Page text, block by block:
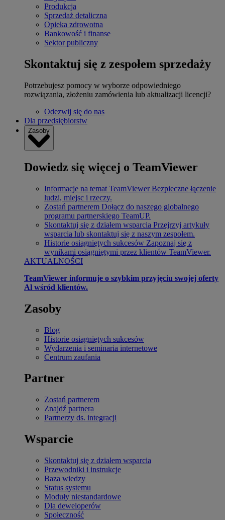
Produkcja
Sprzedaż detaliczna
Opieka zdrowotna
Bankowość i finanse
Sektor publiczny
Skontaktuj się z zespołem sprzedaży
Potrzebujesz pomocy w wyborze odpowiedniego
rozwiązania, złożeniu zamówienia lub aktualizacji licencji?
Odezwij się do nas
Dla przedsiębiorstw
Zasoby
Dowiedz się więcej o TeamViewer
Informacje na temat TeamViewer Bezpieczne łączenie
ludzi, miejsc i rzeczy.
Zostań partnerem Dołącz do naszego globalnego
programu partnerskiego TeamUP.
Skontaktuj się z działem wsparcia Przejrzyj artykuły
wsparcia lub skontaktuj się z naszym zespołem.
Historie osiągniętych sukcesów Zapoznaj się z
wynikami osiągniętymi przez klientów TeamViewer.
AKTUALNOŚCI
TeamViewer informuje o szybkim przyjęciu swojej oferty
Al wśród klientów.
Zasoby
Blog
Historie osiągniętych sukcesów
Wydarzenia i seminaria internetowe
Centrum zaufania
Partner
Zostań partnerem
Znajdź partnera
Partnerzy ds. integracji
Wsparcie
Skontaktuj się z działem wsparcia
Przewodniki i instrukcje
Baza wiedzy
Status systemu
Moduły niestandardowe
Dla deweloperów
Społeczność